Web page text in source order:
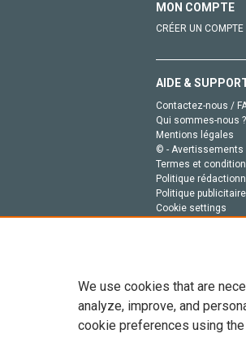
MON COMPTE
CRÉER UN COMPTE
AIDE &
Contactez-nous /
Qui sommes-nous ?
Mentions légales
© - Avertissements
Termes et
Politique
Politique publicitaire
Cookie settings
Tout le contenu de
de données, a la
We use cookies that are
analyze, improve, and
cookie preferences using the